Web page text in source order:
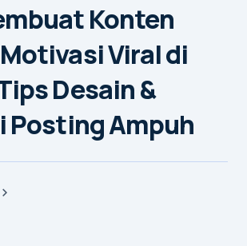
Konten
Viral di
Desain &
Posting Ampuh